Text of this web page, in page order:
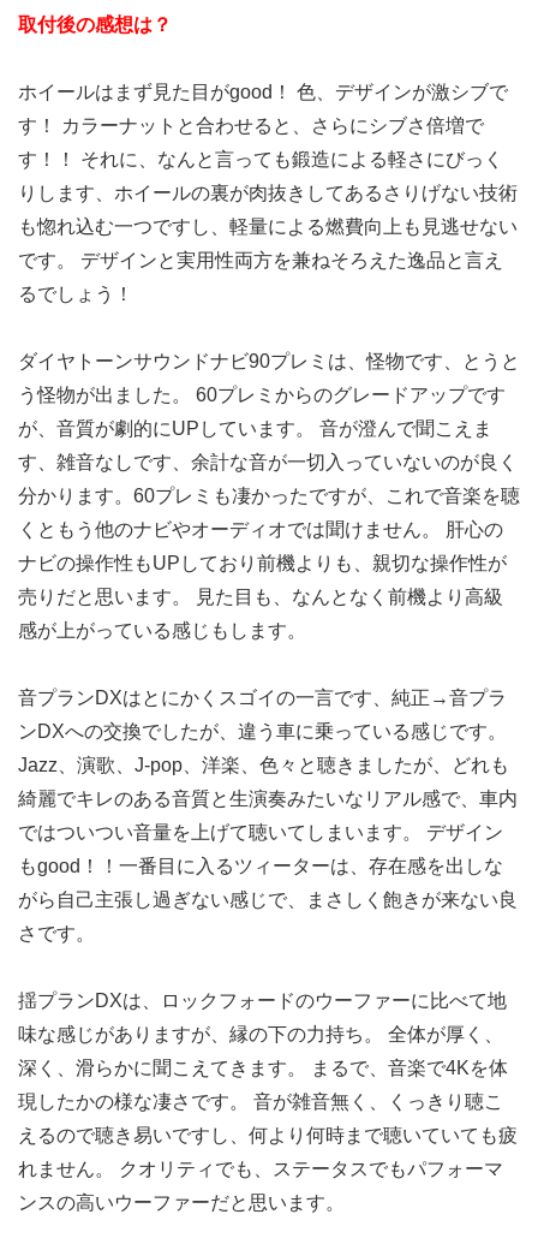
取付後の感想は？
ホイールはまず見た目がgood！ 色、デザインが激シブで
す！ カラーナットと合わせると、さらにシブさ倍増で
す！！ それに、なんと言っても鍛造による軽さにびっく
りします、ホイールの裏が肉抜きしてあるさりげない技術
も惚れ込む一つですし、軽量による燃費向上も見逃せない
です。 デザインと実用性両方を兼ねそろえた逸品と言え
るでしょう！
ダイヤトーンサウンドナビ90プレミは、怪物です、とうと
う怪物が出ました。 60プレミからのグレードアップです
が、音質が劇的にUPしています。 音が澄んで聞こえま
す、雑音なしです、余計な音が一切入っていないのが良く
分かります。60プレミも凄かったですが、これで音楽を聴
くともう他のナビやオーディオでは聞けません。 肝心の
ナビの操作性もUPしており前機よりも、親切な操作性が
売りだと思います。 見た目も、なんとなく前機より高級
感が上がっている感じもします。
音プランDXはとにかくスゴイの一言です、純正→音プラ
ンDXへの交換でしたが、違う車に乗っている感じです。
Jazz、演歌、J-pop、洋楽、色々と聴きましたが、どれも
綺麗でキレのある音質と生演奏みたいなリアル感で、車内
ではついつい音量を上げて聴いてしまいます。 デザイン
もgood！！一番目に入るツィーターは、存在感を出しな
がら自己主張し過ぎない感じで、まさしく飽きが来ない良
さです。
揺プランDXは、ロックフォードのウーファーに比べて地
味な感じがありますが、縁の下の力持ち。 全体が厚く、
深く、滑らかに聞こえてきます。 まるで、音楽で4Kを体
現したかの様な凄さです。 音が雑音無く、くっきり聴こ
えるので聴き易いですし、何より何時まで聴いていても疲
れません。 クオリティでも、ステータスでもパフォーマ
ンスの高いウーファーだと思います。